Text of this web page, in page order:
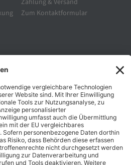
Zum Kontaktformular